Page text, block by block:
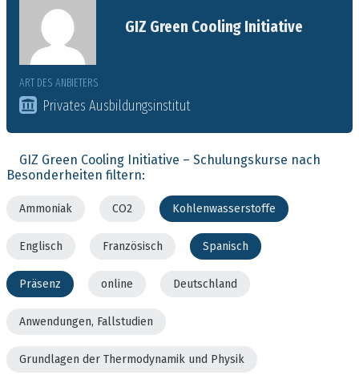
GIZ Green Cooling Initiative
ART DES ANBIETERS
Privates Ausbildungsinstitut
GIZ Green Cooling Initiative – Schulungskurse nach
Besonderheiten filtern:
Ammoniak CO2 Kohlenwasserstoffe
Englisch Französisch Spanisch
Präsenz online Deutschland
Anwendungen, Fallstudien
Grundlagen der Thermodynamik und Physik